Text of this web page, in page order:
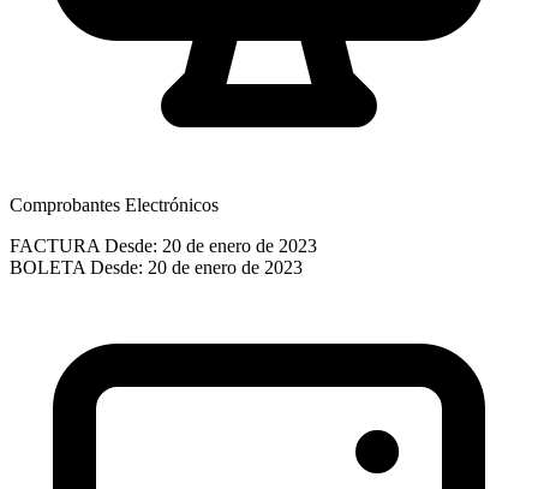
Comprobantes Electrónicos
FACTURA Desde: 20 de enero de 2023
BOLETA Desde: 20 de enero de 2023